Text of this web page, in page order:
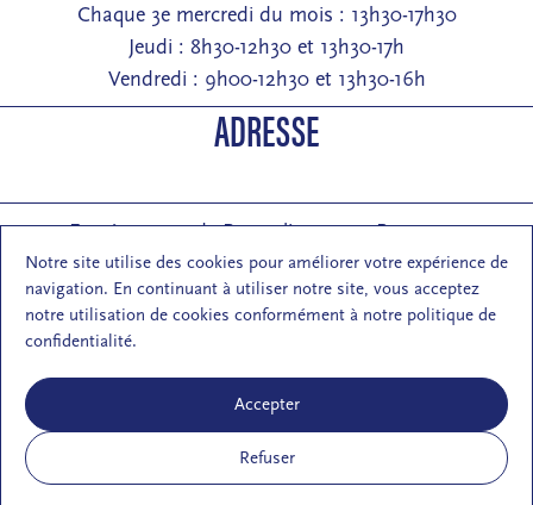
Notre site utilise des cookies pour améliorer votre expérience de
navigation. En continuant à utiliser notre site, vous acceptez
notre utilisation de cookies conformément à notre politique de
confidentialité.
Accepter
Refuser
Chaque 3e mercredi du mois : 13h30-17h30
Jeudi : 8h30-12h30 et 13h30-17h
Vendredi : 9h00-12h30 et 13h30-16h
ADRESSE
Entrée : 2 rue de Pontarlier 25000 Besançon
Courrier : 1 rue des Martelots 25000 Besançon
E-mail : contact (at) maisondelarchi-fc.fr
S'inscrire à la newsletter de la MA